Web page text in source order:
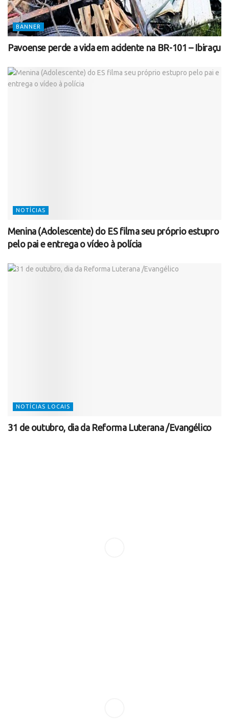
BANNER
Pavoense perde a vida em acidente na BR-101 – Ibiraçu
NOTÍCIAS
Menina (Adolescente) do ES filma seu próprio estupro
pelo pai e entrega o vídeo à polícia
NOTÍCIAS LOCAIS
31 de outubro, dia da Reforma Luterana /Evangélico